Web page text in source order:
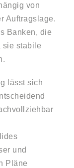
von
Auftragslage.
Banken, die
sie stabile
lässt sich
und
Pläne